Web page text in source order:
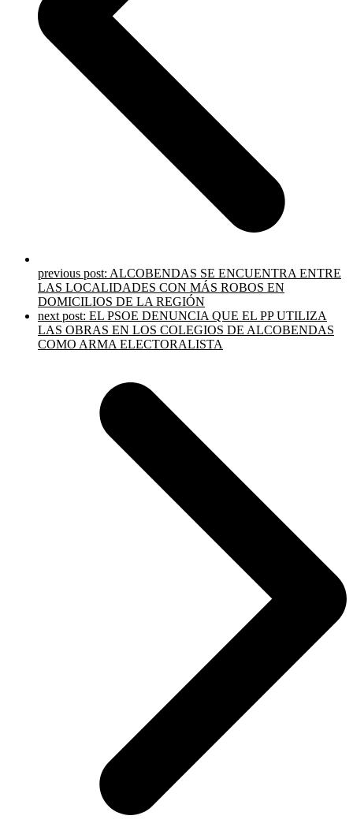
previous post: ALCOBENDAS SE ENCUENTRA ENTRE
LAS LOCALIDADES CON MÁS ROBOS EN
DOMICILIOS DE LA REGIÓN
next post: EL PSOE DENUNCIA QUE EL PP UTILIZA
LAS OBRAS EN LOS COLEGIOS DE ALCOBENDAS
COMO ARMA ELECTORALISTA